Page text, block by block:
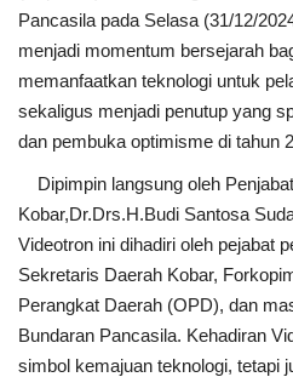
Pancasila pada Selasa (31/12/
menjadi momentum bersejarah
memanfaatkan teknologi untuk
sekaligus menjadi penutup yang
dan pembuka optimisme di tahun
Dipimpin langsung oleh
Kobar,Dr.Drs.H.Budi Santosa
Videotron ini dihadiri oleh pejabat
Sekretaris Daerah Kobar,
Perangkat Daerah (OPD), dan
Bundaran Pancasila. Kehadiran
simbol kemajuan teknologi, tetapi